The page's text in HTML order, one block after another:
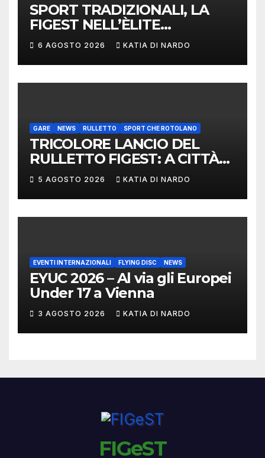
SPORT TRADIZIONALI, LA
FIGEST NELL’ÈLITE
MONDIALE: LA
DELEGAZIONE ITALIANA
PROTAGONISTA AL
CONVEGNO TAFISA A
6 AGOSTO 2026 KATIA DI NARDO
GARE NEWS RULLETTO SPORT CHE ROTOLANO
TRICOLORE LANCIO DEL
RULLETTO FIGEST: A CITTÀ
DI CASTELLO VINCONO
MARCHIGIANI ED UMBRI
5 AGOSTO 2026 KATIA DI NARDO
EVENTI INTERNAZIONALI FLYING DISC NEWS
EYUC 2026 – Al via gli Europei
Under 17 a Vienna
3 AGOSTO 2026 KATIA DI NARDO
FIGeST